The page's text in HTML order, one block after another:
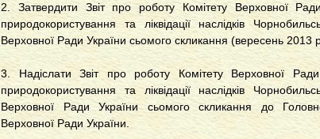
2. Затвердити Звіт про роботу Комітету Верховної
природокористування та ліквідації наслідків
Верховної Ради України сьомого скликання (вересень 2013
3. Надіслати Звіт про роботу Комітету Верховної Ради
природокористування та ліквідації наслідків
Верховної Ради України сьомого скликання до
Верховної Ради України.